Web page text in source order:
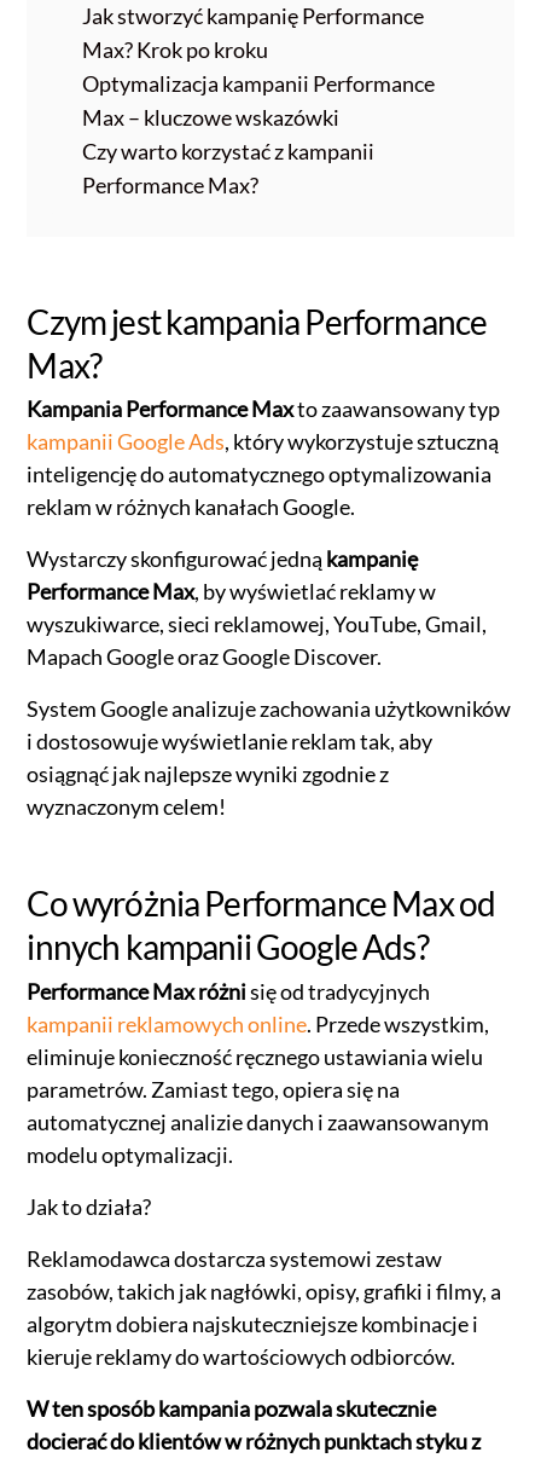
Jak stworzyć kampanię Performance
Max? Krok po kroku
Optymalizacja kampanii Performance
Max – kluczowe wskazówki
Czy warto korzystać z kampanii
Performance Max?
Czym jest kampania Performance
Max?
Kampania Performance Maxto zaawansowany typ
kampanii Google Ads, który wykorzystuje sztuczną
inteligencję do automatycznego optymalizowania
reklam w różnych kanałach Google.
Wystarczy skonfigurować jedną kampanię
Performance Max, by wyświetlać reklamy w
wyszukiwarce, sieci reklamowej, YouTube, Gmail,
Mapach Google oraz Google Discover.
System Google analizuje zachowania użytkowników
i dostosowuje wyświetlanie reklam tak, aby
osiągnąć jak najlepsze wyniki zgodnie z
wyznaczonym celem!
Co wyróżnia Performance Max od
innych kampanii Google Ads?
Performance Max różnisię od tradycyjnych
kampanii reklamowych online. Przede wszystkim,
eliminuje konieczność ręcznego ustawiania wielu
parametrów. Zamiast tego, opiera się na
automatycznej analizie danych i zaawansowanym
modelu optymalizacji.
Jak to działa?
Reklamodawca dostarcza systemowi zestaw
zasobów, takich jak nagłówki, opisy, grafiki i filmy, a
algorytm dobiera najskuteczniejsze kombinacje i
kieruje reklamy do wartościowych odbiorców.
W ten sposób kampania pozwala skutecznie
docierać do klientów w różnych punktach styku z